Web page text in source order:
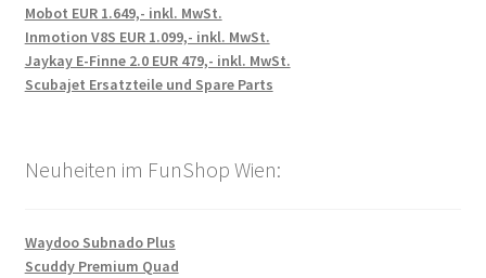
Mobot EUR 1.649,- inkl. MwSt.
Inmotion V8S EUR 1.099,- inkl. MwSt.
Jaykay E-Finne 2.0 EUR 479,- inkl. MwSt.
Scubajet Ersatzteile und Spare Parts
Neuheiten im FunShop Wien:
Waydoo Subnado Plus
Scuddy Premium Quad